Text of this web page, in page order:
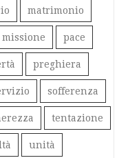
matrimonio
missione pace
preghiera
sofferenza
tentazione
unità